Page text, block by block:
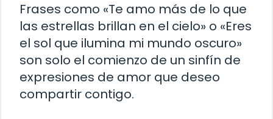
Frases como «Te amo más de lo que
las estrellas brillan en el cielo» o «Eres
el sol que ilumina mi mundo oscuro»
son solo el comienzo de un sinfín de
expresiones de amor que deseo
compartir contigo.